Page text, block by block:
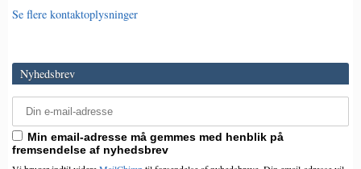
Se flere kontaktoplysninger
Nyhedsbrev
Min email-adresse må gemmes med henblik på
fremsendelse af nyhedsbrev